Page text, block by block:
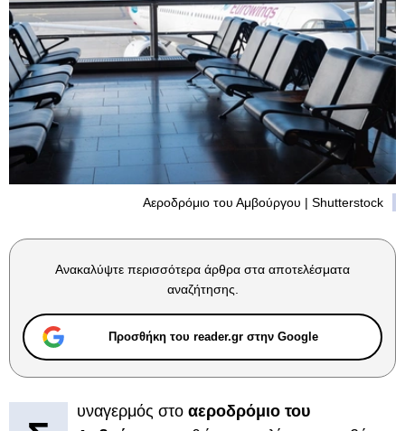
Αεροδρόμιο του Αμβούργου | Shutterstock
Ανακαλύψτε περισσότερα άρθρα στα αποτελέσματα
αναζήτησης.
Προσθήκη του reader.gr στην Google
υναγερμός στο αεροδρόμιο του